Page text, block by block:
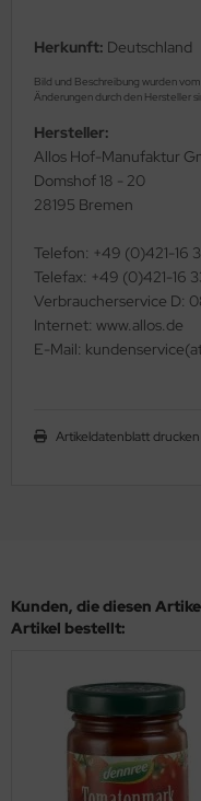
Herkunft: Deutschland
Bild und Beschreibung wurden
Änderungen durch den Hersteller
Hersteller:
Allos Hof-Manufaktur
Domshof 18 - 20
28195 Bremen
Telefon: +49 (0)421-16
Telefax: +49 (0)421-16
Verbraucherservice D:
Internet: www.allos.de
E-Mail:
Artikeldatenblatt drucken
Kunden, die diesen
Artikel bestellt: